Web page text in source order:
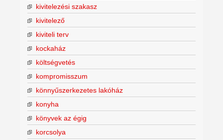
kivitelezési szakasz
kivitelező
kiviteli terv
kockaház
költségvetés
kompromisszum
könnyűszerkezetes lakóház
konyha
könyvek az égig
korcsolya